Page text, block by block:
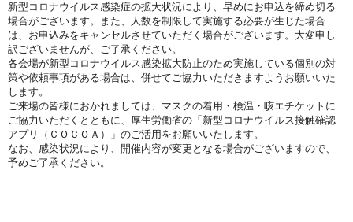
新型コロナウイルス感染症の拡大状況により、早めにお申込を締め切る
場合がございます。また、人数を制限して実施する必要が生じた場合
は、お申込みをキャンセルさせていただく場合がございます。大変申し
訳ございませんが、ご了承ください。
各会場が新型コロナウイルス感染拡大防止のため実施している個別の対
策や依頼事項がある場合は、併せてご協力いただきますようお願いいた
します。
ご来場の皆様におかれましては、マスクの着用・検温・咳エチケットに
ご協力いただくとともに、厚生労働省の「新型コロナウイルス接触確認
アプリ（ＣＯＣＯＡ）」のご活用をお願いいたします。
なお、感染状況により、開催内容が変更となる場合がございますので、
予めご了承ください。